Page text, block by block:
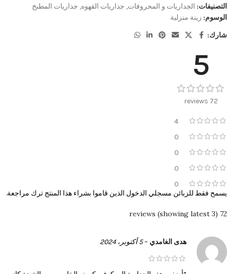
التصنيفات: الجداريات و المحروفات, جداريات القهوه, جداريات المطبخ
الوسوم: زينة منزلية
شارك:
5
72 reviews
4
0
0
0
0
72 reviews (showing latest 3)
هدى الغامدي –5 أكتوبر، 2024
يسمح فقط للزبائن مسجلي الدخول الذين قاموا بشراء هذا المنتج ترك مراجعة.